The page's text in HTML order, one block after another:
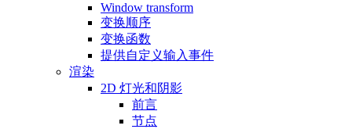
Window transform
变换顺序
变换函数
提供自定义输入事件
渲染
2D 灯光和阴影
前言
节点